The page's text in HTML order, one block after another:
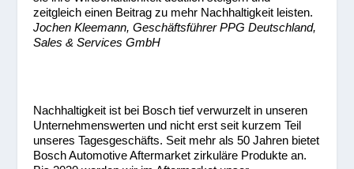
zeitgleich einen Beitrag zu mehr Nachhaltigkeit leisten.
Jochen Kleemann, Geschäftsführer PPG Deutschland,
Sales & Services GmbH
Nachhaltigkeit ist bei Bosch tief verwurzelt in unseren
Unternehmenswerten und nicht erst seit kurzem Teil
unseres Tagesgeschäfts. Seit mehr als 50 Jahren bietet
Bosch Automotive Aftermarket zirkuläre Produkte an.